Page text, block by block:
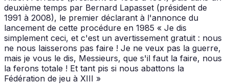
deuxième temps par Bernard Lapasset (président de
1991 à 2008), le premier déclarant à l'annonce du
lancement de cette procédure en 1985 « Je dis
simplement ceci, et c'est un avertissement gratuit : nous
ne nous laisserons pas faire ! Je ne veux pas la guerre,
mais je vous le dis, Messieurs, que s'il faut la faire, nous
la ferons totale ! Et tant pis si nous abattons la
Fédération de jeu à XIII »